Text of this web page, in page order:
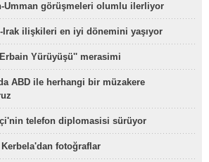
Umman görüşmeleri olumlu ilerliyor
Irak ilişkileri en iyi dönemini yaşıyor
Yürüyüşü'' merasimi
ABD ile herhangi bir müzakere
telefon diplomasisi sürüyor
fotoğraflar